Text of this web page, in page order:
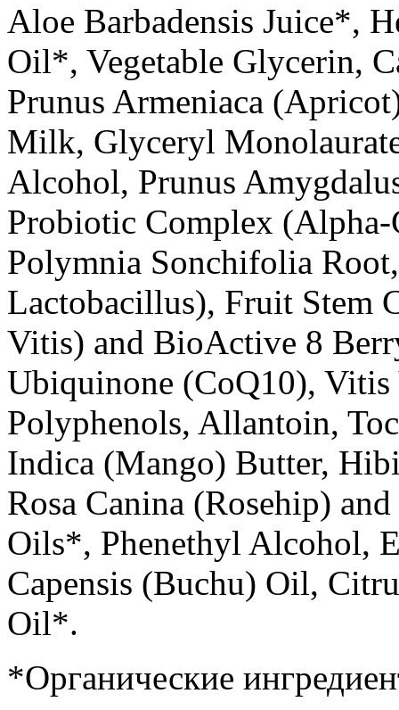
Aloe Barbadensis Juice*,
Oil*, Vegetable Glycerin,
Prunus Armeniaca
Milk, Glyceryl
Alcohol, Prunus
Probiotic Complex
Polymnia Sonchifolia
Lactobacillus), Fruit Stem
Vitis) and BioActive 8
Ubiquinone (CoQ10), Vitis
Polyphenols, Allantoin,
Indica (Mango) Butter,
Rosa Canina (Rosehip)
Oils*, Phenethyl Alcohol,
Capensis (Buchu) Oil,
Oil*.
*Органические